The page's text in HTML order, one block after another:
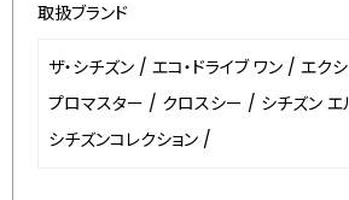
取扱ブランド
ザ・シチズン / エコ・ドライブ ワン / エク
プロマスター / クロスシー / シチズン エ
シチズンコレクション /